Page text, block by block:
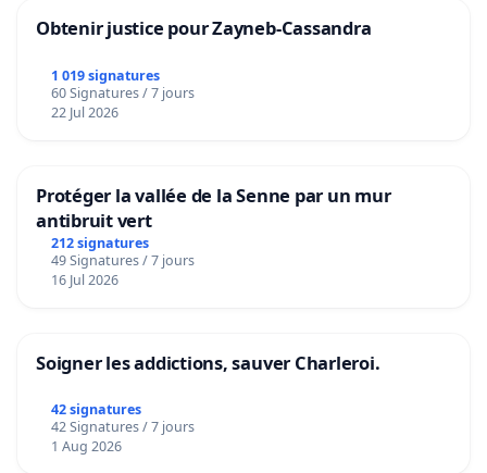
Obtenir justice pour Zayneb-Cassandra
1 019 signatures
60 Signatures / 7 jours
22 Jul 2026
Protéger la vallée de la Senne par un mur
antibruit vert
212 signatures
49 Signatures / 7 jours
16 Jul 2026
Soigner les addictions, sauver Charleroi.
42 signatures
42 Signatures / 7 jours
1 Aug 2026